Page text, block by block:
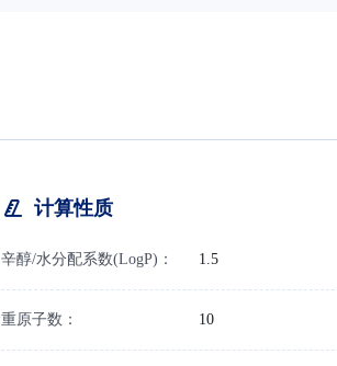
计算性质
辛醇/水分配系数(LogP)： 1.5
重原子数： 10